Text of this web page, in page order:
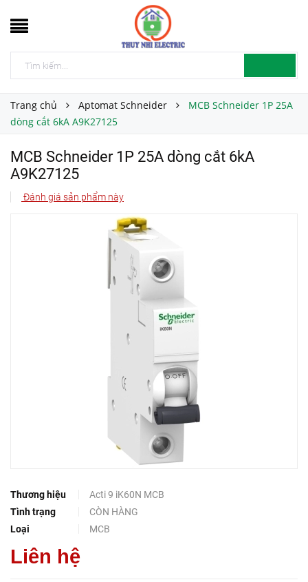
Trang chủ Aptomat Schneider
MCB Schneider 1P 25A
dòng cắt 6kA A9K27125
MCB Schneider 1P 25A dòng cắt 6kA
A9K27125
Đánh giá sản phẩm này
Thương hiệu
Acti 9 iK60N MCB
Tình trạng
CÒN HÀNG
Loại
MCB
Liên hệ